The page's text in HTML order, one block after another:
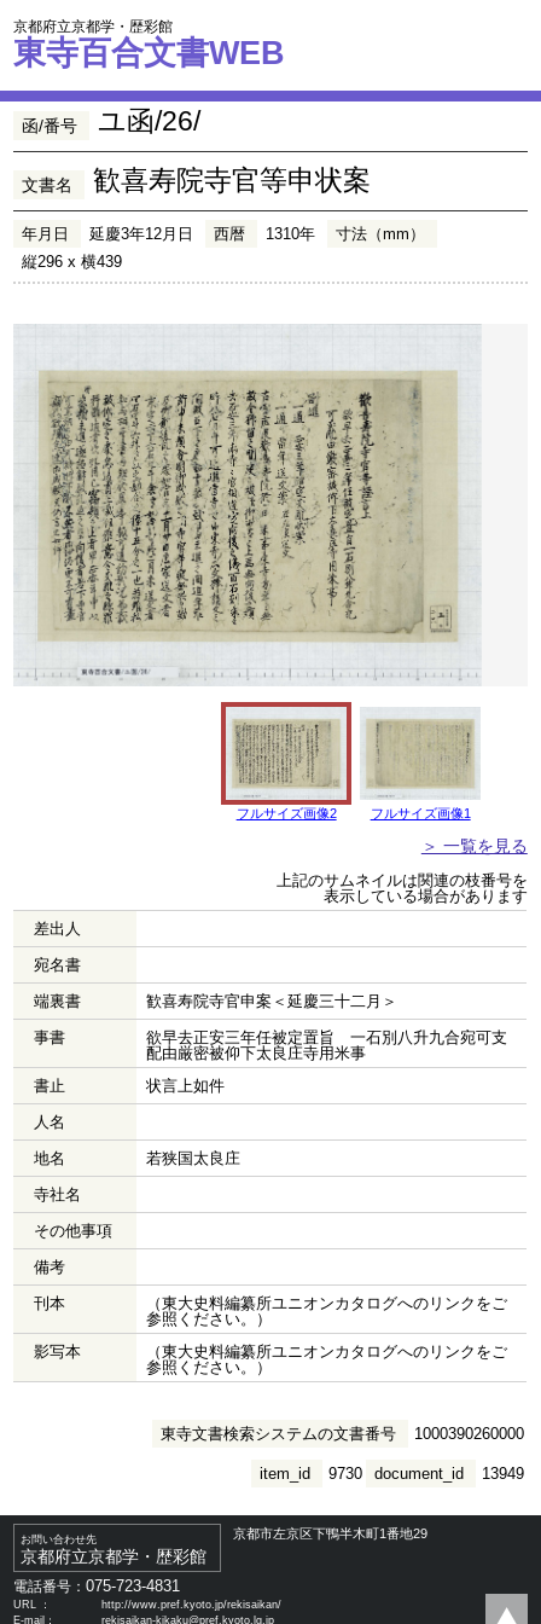
京都府立京都学・歴彩館
東寺百合文書WEB
函/番号 ユ函/26/
文書名 歓喜寿院寺官等申状案
年月日 延慶3年12月日 西暦 1310年
寸法（mm）
縦296 x 横439
フルサイズ画像2 フルサイズ画像1
＞ 一覧を見る
上記のサムネイルは関連の枝番号を
表示している場合があります
差出人
宛名書
端裏書
歓喜寿院寺官申案＜延慶三十二月＞
事書
欲早去正安三年任被定置旨 一石別八升九合宛可支
配由厳密被仰下太良庄寺用米事
書止
状言上如件
人名
地名
若狭国太良庄
寺社名
その他事項
備考
刊本
（東大史料編纂所ユニオンカタログへのリンクをご
参照ください。）
影写本
（東大史料編纂所ユニオンカタログへのリンクをご
参照ください。）
東寺文書検索システムの文書番号 1000390260000
document_id 13949
item_id 9730
お問い合わせ先
京都府立京都学・歴彩館
京都市左京区下鴨半木町1番地29
電話番号：075-723-4831
URL ：
http://www.pref.kyoto.jp/rekisaikan/
E-mail：
rekisaikan-kikaku@pref.kyoto.lg.jp